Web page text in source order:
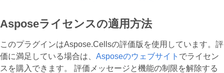
Asposeライセンスの適用方法
このプラグインはAspose.Cellsの評価版を使用しています。評
価に満足している場合は、 Asposeのウェブサイト でライセン
スを購入できます。 評価メッセージと機能の制限を解除する